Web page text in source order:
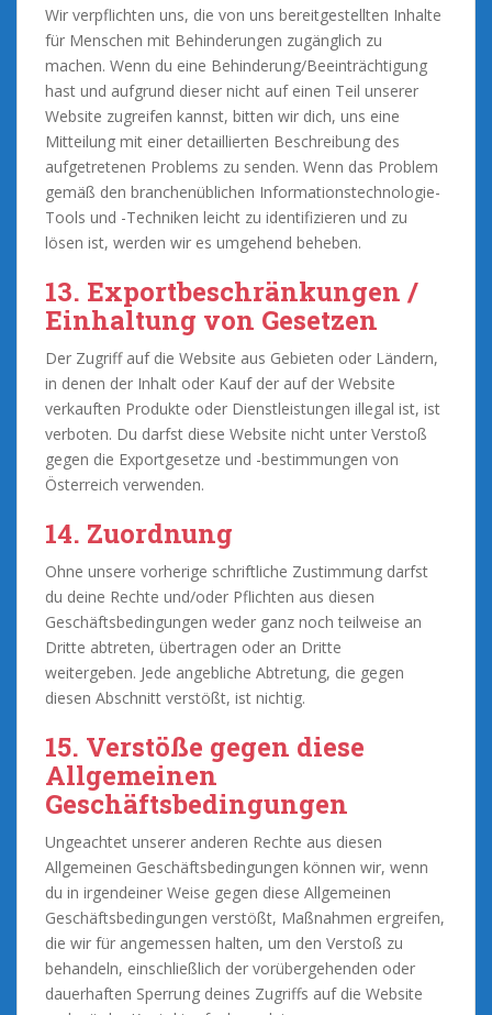
Wir verpflichten uns, die von uns bereitgestellten Inhalte
für Menschen mit Behinderungen zugänglich zu
machen. Wenn du eine Behinderung/Beeinträchtigung
hast und aufgrund dieser nicht auf einen Teil unserer
Website zugreifen kannst, bitten wir dich, uns eine
Mitteilung mit einer detaillierten Beschreibung des
aufgetretenen Problems zu senden. Wenn das Problem
gemäß den branchenüblichen Informationstechnologie-
Tools und -Techniken leicht zu identifizieren und zu
lösen ist, werden wir es umgehend beheben.
13. Exportbeschränkungen /
Einhaltung von Gesetzen
Der Zugriff auf die Website aus Gebieten oder Ländern,
in denen der Inhalt oder Kauf der auf der Website
verkauften Produkte oder Dienstleistungen illegal ist, ist
verboten. Du darfst diese Website nicht unter Verstoß
gegen die Exportgesetze und -bestimmungen von
Österreich verwenden.
14. Zuordnung
Ohne unsere vorherige schriftliche Zustimmung darfst
du deine Rechte und/oder Pflichten aus diesen
Geschäftsbedingungen weder ganz noch teilweise an
Dritte abtreten, übertragen oder an Dritte
weitergeben. Jede angebliche Abtretung, die gegen
diesen Abschnitt verstößt, ist nichtig.
15. Verstöße gegen diese
Allgemeinen
Geschäftsbedingungen
Ungeachtet unserer anderen Rechte aus diesen
Allgemeinen Geschäftsbedingungen können wir, wenn
du in irgendeiner Weise gegen diese Allgemeinen
Geschäftsbedingungen verstößt, Maßnahmen ergreifen,
die wir für angemessen halten, um den Verstoß zu
behandeln, einschließlich der vorübergehenden oder
dauerhaften Sperrung deines Zugriffs auf die Website